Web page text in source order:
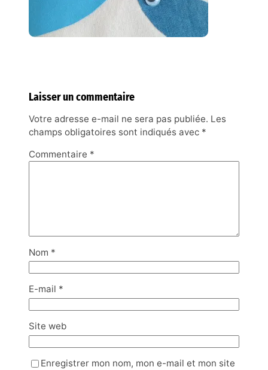
Laisser un commentaire
Votre adresse e-mail ne sera pas publiée. Les
champs obligatoires sont indiqués avec *
Commentaire *
Nom *
E-mail *
Site web
Enregistrer mon nom, mon e-mail et mon site